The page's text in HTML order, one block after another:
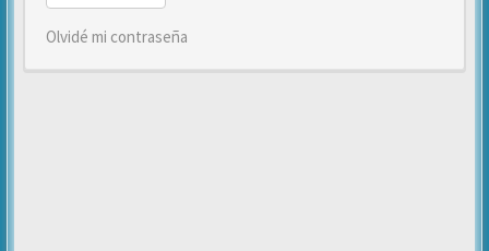
Olvidé mi contraseña